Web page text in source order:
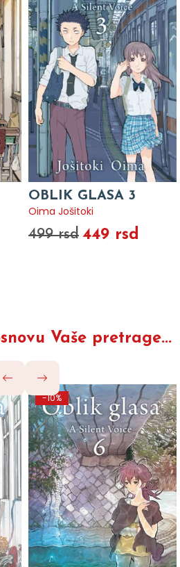
OBLIK GLASA 3
Oima Jošitoki
499 rsd 449 rsd
Vaše pretrage...
-10%